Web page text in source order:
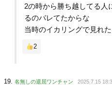
2の時から勝ち越してる人
るのバレてたからな
当時のイカリングで見れた
2
名無しの退屈ワンチャン 2025.7.15